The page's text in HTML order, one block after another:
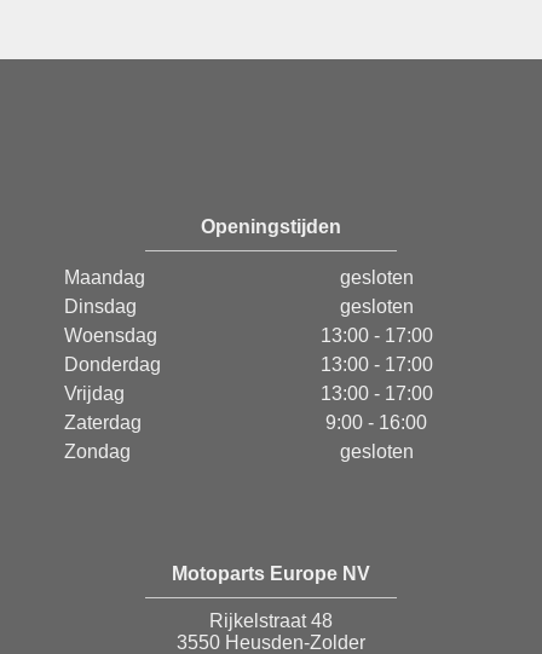
Openingstijden
Maandag
gesloten
Dinsdag
gesloten
Woensdag
13:00 - 17:00
Donderdag
13:00 - 17:00
Vrijdag
13:00 - 17:00
Zaterdag
9:00 - 16:00
Zondag
gesloten
Motoparts Europe NV
Rijkelstraat 48
3550 Heusden-Zolder